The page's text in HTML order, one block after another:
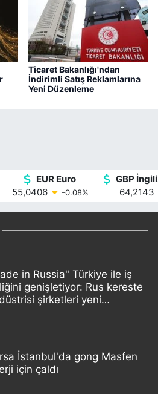
Ticaret Bakanlığı'ndan
İndirimli Satış Reklamlarına
Yeni Düzenleme
EUR Euro
55,0406
-0.08%
GBP
64,2143
in Russia" Türkiye ile iş
genişletiyor: Rus kereste
şirketleri yeni
İstanbul'da gong Masfen
için çaldı